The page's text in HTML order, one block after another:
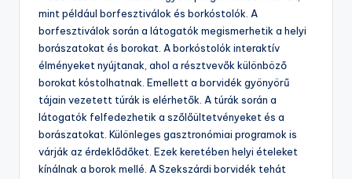
mint például borfesztiválok és borkóstolók. A
borfesztiválok során a látogatók megismerhetik a helyi
borászatokat és borokat. A borkóstolók interaktív
élményeket nyújtanak, ahol a résztvevők különböző
borokat kóstolhatnak. Emellett a borvidék gyönyörű
tájain vezetett túrák is elérhetők. A túrák során a
látogatók felfedezhetik a szőlőültetvényeket és a
borászatokat. Különleges gasztronómiai programok is
várják az érdeklődőket. Ezek keretében helyi ételeket
kínálnak a borok mellé. A Szekszárdi borvidék tehát